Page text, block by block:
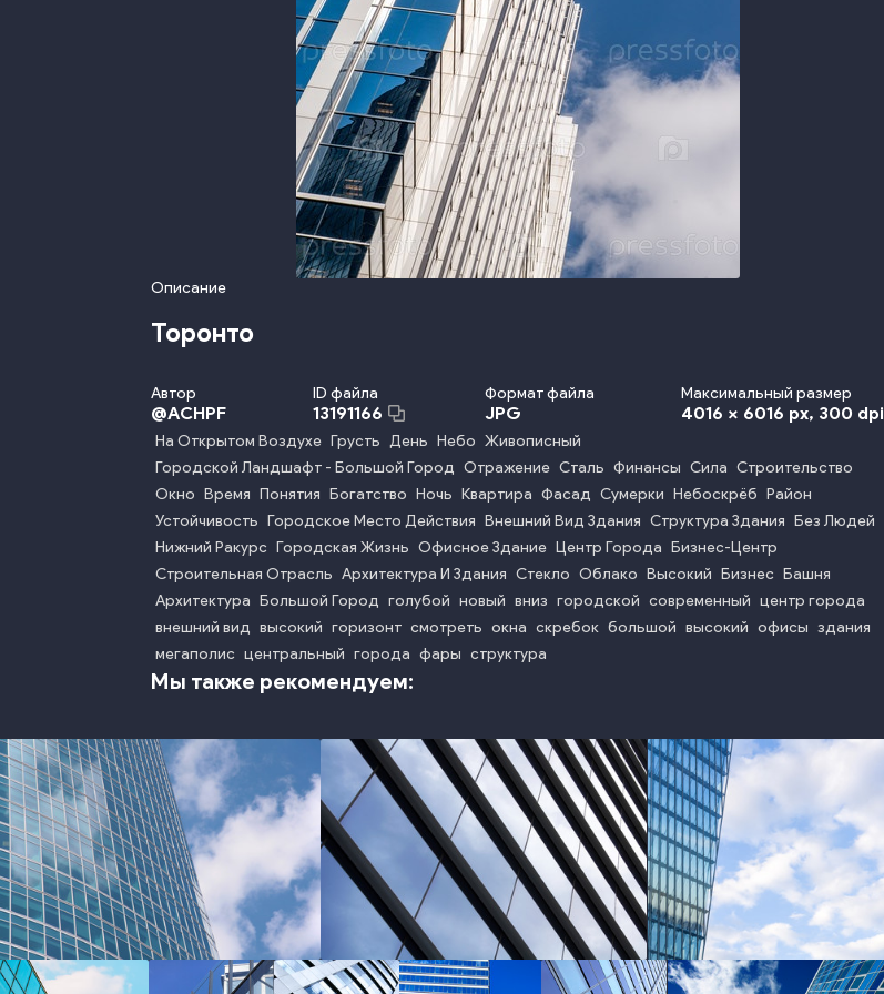
Описание
Торонто
Автор
@ACHPF
ID файла
13191166
Формат файла
JPG
Максимальный размер
4016 x 6016 px, 300 dpi
На Открытом Воздухе Грусть День Небо Живописный
Городской Ландшафт - Большой Город Отражение Сталь Финансы Сила Строительство
Окно Время Понятия Богатство Ночь Квартира Фасад Сумерки Небоскрёб Район
Устойчивость Городское Место Действия Внешний Вид Здания Структура Здания Без Людей
Нижний Ракурс Городская Жизнь Офисное Здание Центр Города Бизнес-Центр
Строительная Отрасль Архитектура И Здания Стекло Облако Высокий Бизнес Башня
Архитектура Большой Город голубой новый вниз городской современный центр города
внешний вид высокий горизонт смотреть окна скребок большой высокий офисы здания
мегаполис центральный города фары структура
Мы также рекомендуем:
photo photo photo